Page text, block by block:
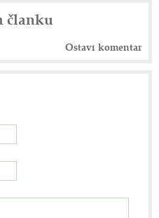
članku
Ostavi komentar